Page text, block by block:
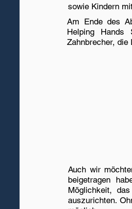
sowie Kindern
Am Ende des
Helping Hands
Zahnbrecher,
Auch wir
beigetragen
Möglichkeit,
auszurichten.